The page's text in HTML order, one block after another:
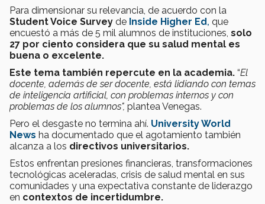
Para dimensionar su relevancia, de acuerdo con la
Student Voice Survey de Inside Higher Ed, que
encuestó a más de 5 mil alumnos de instituciones, solo
27 por ciento considera que su salud mental es
buena o excelente.
Este tema también repercute en la academia. “El
docente, además de ser docente, está lidiando con temas
de inteligencia artificial, con problemas internos y con
problemas de los alumnos", plantea Venegas.
Pero el desgaste no termina ahí. University World
News ha documentado que el agotamiento también
alcanza a los directivos universitarios.
Estos enfrentan presiones financieras, transformaciones
tecnológicas aceleradas, crisis de salud mental en sus
comunidades y una expectativa constante de liderazgo
en contextos de incertidumbre.